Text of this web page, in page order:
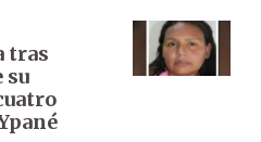
tras
su